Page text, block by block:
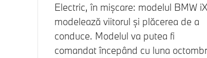
Electric, în mișcare: modelul BMW
modelează viitorul și plăcerea de a
conduce. Modelul va putea fi
comandat începând cu luna